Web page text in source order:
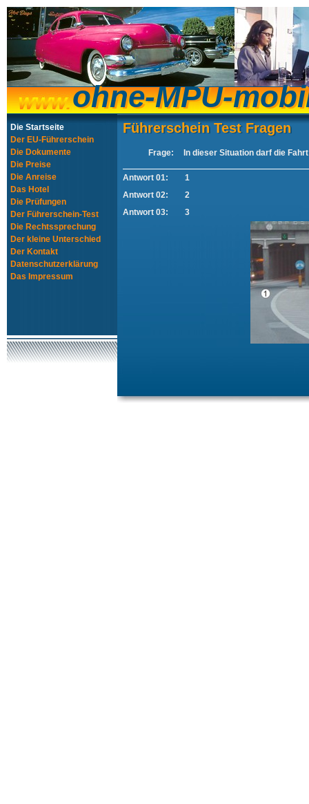
ohne-MPU-
ohne-MPU-
Die Startseite
Der EU-Führerschein
Die Dokumente
Die Preise
Die Anreise
Das Hotel
Die Prüfungen
Der Führerschein-Test
Die Rechtssprechung
Der kleine Unterschied
Der Kontakt
Datenschutzerklärung
Das Impressum
Führerschein Test Fragen
Führerschein Test Fragen
Frage: In dieser Situation darf die
Antwort 01:
1
Antwort 02:
2
Antwort 03:
3